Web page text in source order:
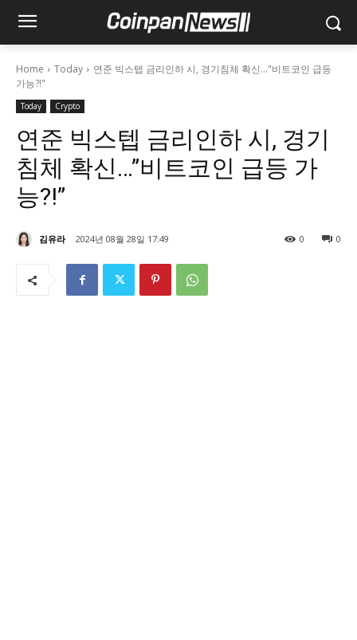
Home Today
연준 빅스텝 금리인하 시, 경기침체 확신…"비트코인 급등
가능?!"
Today Crypto
연준 빅스텝 금리인하 시, 경기
침체 확신…”비트코인 급등 가
능?!”
김유라 2024년 08월 28일 17:49 0
0